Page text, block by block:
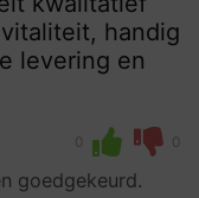
handig
levering en
0 0
goedgekeurd.